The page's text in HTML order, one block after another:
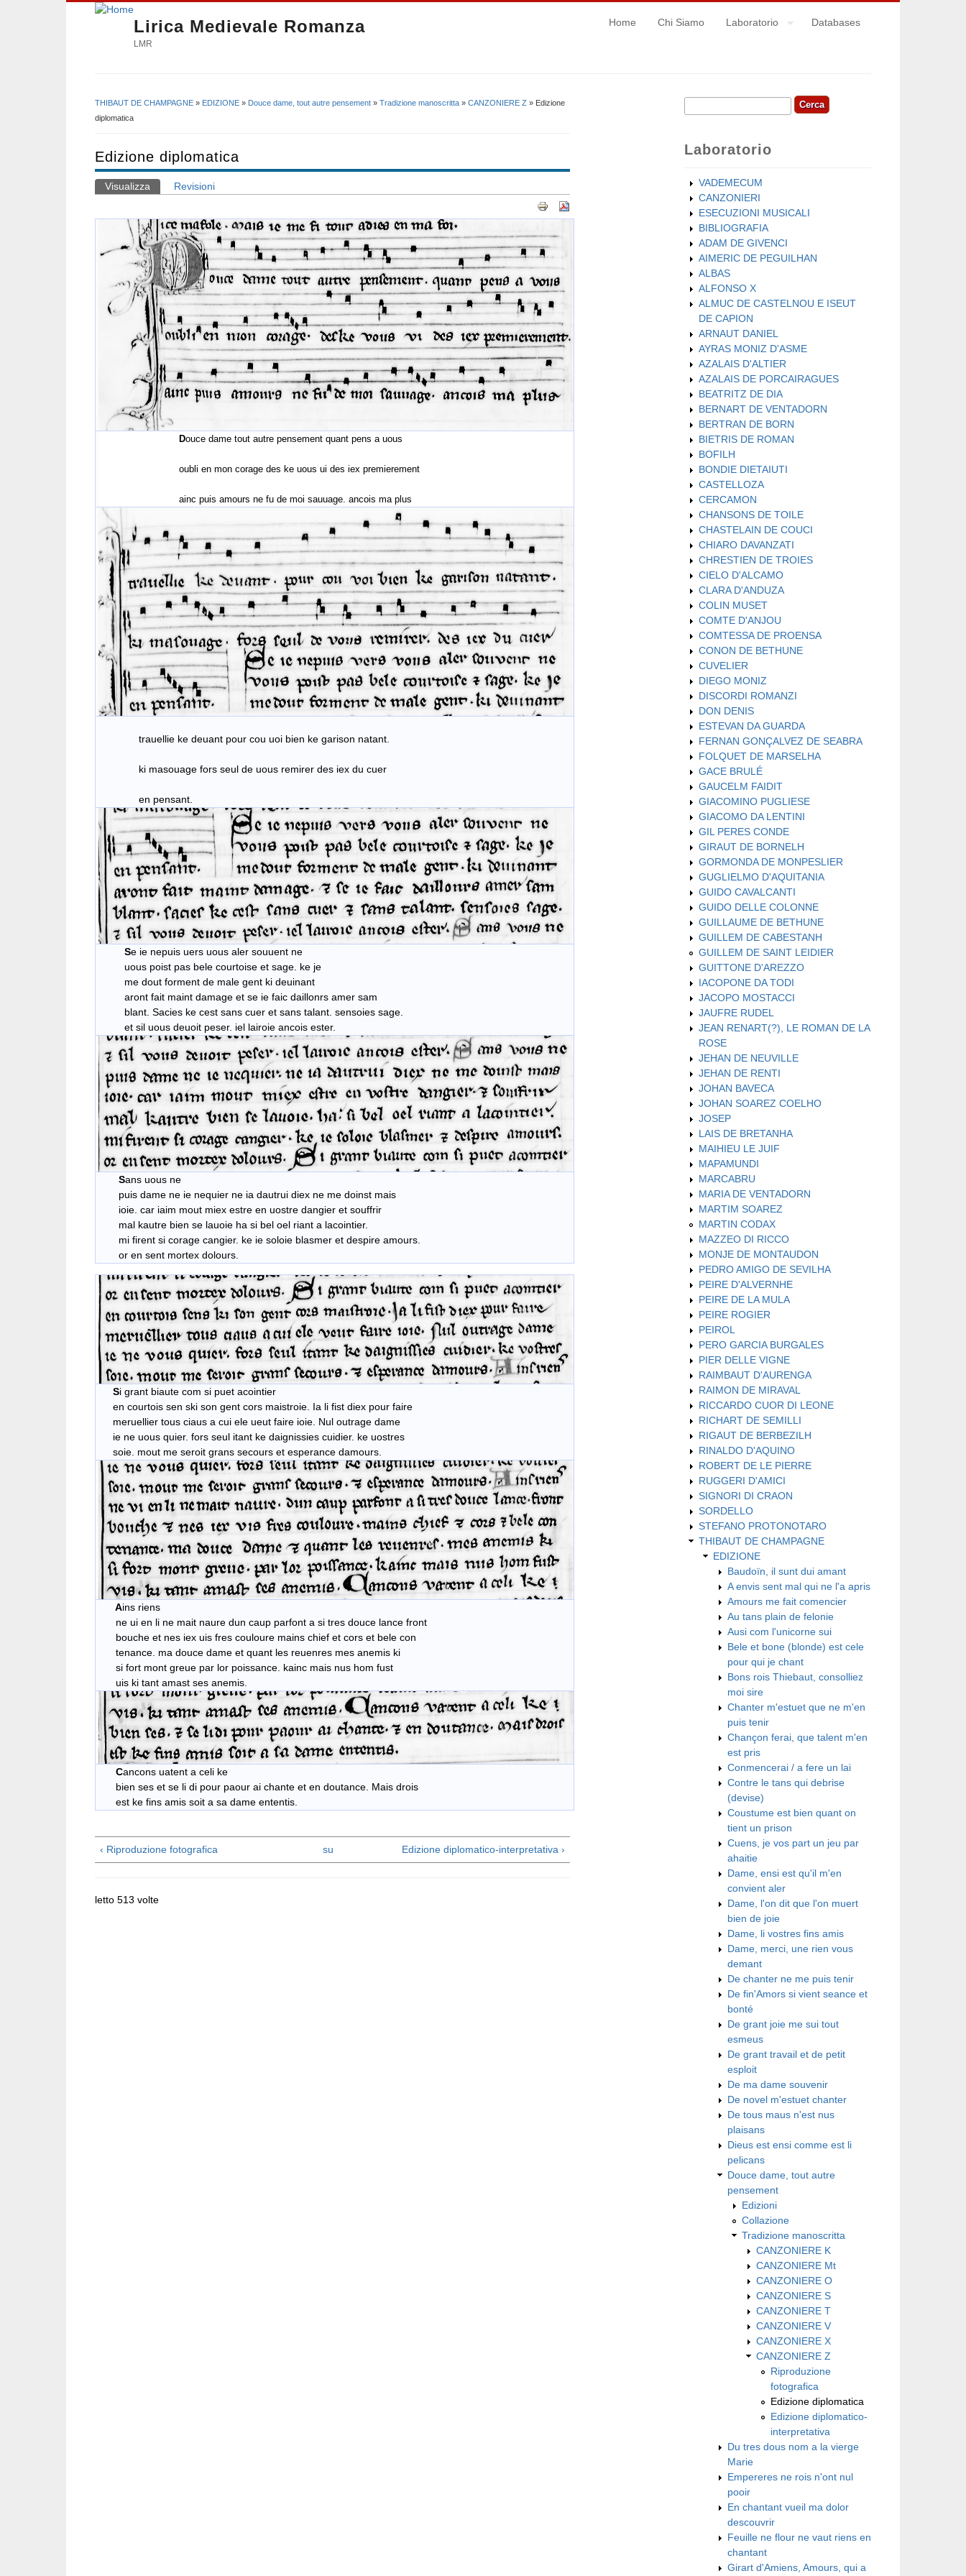
Lirica Medievale Romanza
LMR
Home Chi Siamo Laboratorio Databases
Tu sei qui
THIBAUT DE CHAMPAGNE » EDIZIONE » Douce dame, tout autre pensement » Tradizione manoscritta » CANZONIERE Z » Edizione
diplomatica
Edizione diplomatica
Schede primarie
Visualizza (scheda attiva)
Revisioni
Douce dame tout autre pensement quant pens a uous
oubli en mon corage des ke uous ui des iex premierement
ainc puis amours ne fu de moi sauuage. ancois ma plus
trauellie ke deuant pour cou uoi bien ke garison natant.
ki masouage fors seul de uous remirer des iex du cuer
en pensant.
Se ie nepuis uers uous aler souuent ne
uous poist pas bele courtoise et sage. ke je
me dout forment de male gent ki deuinant
aront fait maint damage et se ie faic daillonrs amer sam
blant. Sacies ke cest sans cuer et sans talant. sensoies sage.
et sil uous deuoit peser. iel lairoie ancois ester.
Sans uous ne
puis dame ne ie nequier ne ia dautrui diex ne me doinst mais
ioie. car iaim mout miex estre en uostre dangier et souffrir
mal kautre bien se lauoie ha si bel oel riant a lacointier.
mi firent si corage cangier. ke ie soloie blasmer et despire amours.
or en sent mortex dolours.
Si grant biaute com si puet acointier
en courtois sen ski son gent cors maistroie. Ia li fist diex pour faire
meruellier tous ciaus a cui ele ueut faire ioie. Nul outrage dame
ie ne uous quier. fors seul itant ke daignissies cuidier. ke uostres
soie. mout me seroit grans secours et esperance damours.
Ains riens
ne ui en li ne mait naure dun caup parfont a si tres douce lance front
bouche et nes iex uis fres couloure mains chief et cors et bele con
tenance. ma douce dame et quant les reuenres mes anemis ki
si fort mont greue par lor poissance. kainc mais nus hom fust
uis ki tant amast ses anemis.
Cancons uatent a celi ke
bien ses et se li di pour paour ai chante et en doutance. Mais drois
est ke fins amis soit a sa dame ententis.
‹ Riproduzione fotografica su Edizione diplomatico-interpretativa ›
letto 513 volte
Form di ricerca
Cerca
Laboratorio
VADEMECUM
CANZONIERI
ESECUZIONI MUSICALI
BIBLIOGRAFIA
ADAM DE GIVENCI
AIMERIC DE PEGUILHAN
ALBAS
ALFONSO X
ALMUC DE CASTELNOU E ISEUT
DE CAPION
ARNAUT DANIEL
AYRAS MONIZ D'ASME
AZALAIS D'ALTIER
AZALAIS DE PORCAIRAGUES
BEATRITZ DE DIA
BERNART DE VENTADORN
BERTRAN DE BORN
BIETRIS DE ROMAN
BOFILH
BONDIE DIETAIUTI
CASTELLOZA
CERCAMON
CHANSONS DE TOILE
CHASTELAIN DE COUCI
CHIARO DAVANZATI
CHRESTIEN DE TROIES
CIELO D'ALCAMO
CLARA D'ANDUZA
COLIN MUSET
COMTE D'ANJOU
COMTESSA DE PROENSA
CONON DE BETHUNE
CUVELIER
DIEGO MONIZ
DISCORDI ROMANZI
DON DENIS
ESTEVAN DA GUARDA
FERNAN GONÇALVEZ DE SEABRA
FOLQUET DE MARSELHA
GACE BRULÉ
GAUCELM FAIDIT
GIACOMINO PUGLIESE
GIACOMO DA LENTINI
GIL PERES CONDE
GIRAUT DE BORNELH
GORMONDA DE MONPESLIER
GUGLIELMO D'AQUITANIA
GUIDO CAVALCANTI
GUIDO DELLE COLONNE
GUILLAUME DE BETHUNE
GUILLEM DE CABESTANH
GUILLEM DE SAINT LEIDIER
GUITTONE D'AREZZO
IACOPONE DA TODI
JACOPO MOSTACCI
JAUFRE RUDEL
JEAN RENART(?), LE ROMAN DE LA
ROSE
JEHAN DE NEUVILLE
JEHAN DE RENTI
JOHAN BAVECA
JOHAN SOAREZ COELHO
JOSEP
LAIS DE BRETANHA
MAIHIEU LE JUIF
MAPAMUNDI
MARCABRU
MARIA DE VENTADORN
MARTIM SOAREZ
MARTIN CODAX
MAZZEO DI RICCO
MONJE DE MONTAUDON
PEDRO AMIGO DE SEVILHA
PEIRE D'ALVERNHE
PEIRE DE LA MULA
PEIRE ROGIER
PEIROL
PERO GARCIA BURGALES
PIER DELLE VIGNE
RAIMBAUT D'AURENGA
RAIMON DE MIRAVAL
RICCARDO CUOR DI LEONE
RICHART DE SEMILLI
RIGAUT DE BERBEZILH
RINALDO D'AQUINO
ROBERT DE LE PIERRE
RUGGERI D'AMICI
SIGNORI DI CRAON
SORDELLO
STEFANO PROTONOTARO
THIBAUT DE CHAMPAGNE
EDIZIONE
Baudoïn, il sunt dui amant
A envis sent mal qui ne l'a apris
Amours me fait comencier
Au tans plain de felonie
Ausi com l'unicorne sui
Bele et bone (blonde) est cele
pour qui je chant
Bons rois Thiebaut, consolliez
moi sire
Chanter m'estuet que ne m'en
puis tenir
Chançon ferai, que talent m'en
est pris
Conmencerai / a fere un lai
Contre le tans qui debrise
(devise)
Coustume est bien quant on
tient un prison
Cuens, je vos part un jeu par
ahaitie
Dame, ensi est qu'il m'en
convient aler
Dame, l'on dit que l'on muert
bien de joie
Dame, li vostres fins amis
Dame, merci, une rien vous
demant
De chanter ne me puis tenir
De fin'Amors si vient seance et
bonté
De grant joie me sui tout
esmeus
De grant travail et de petit
esploit
De ma dame souvenir
De novel m'estuet chanter
De tous maus n'est nus
plaisans
Dieus est ensi comme est li
pelicans
Douce dame, tout autre
pensement
Edizioni
Collazione
Tradizione manoscritta
CANZONIERE K
CANZONIERE Mt
CANZONIERE O
CANZONIERE S
CANZONIERE T
CANZONIERE V
CANZONIERE X
CANZONIERE Z
Riproduzione
fotografica
Edizione diplomatica
Edizione diplomatico-
interpretativa
Du tres dous nom a la vierge
Marie
Empereres ne rois n'ont nul
pooir
En chantant vueil ma dolor
descouvrir
Feuille ne flour ne vaut riens en
chantant
Girart d'Amiens, Amours, qui a